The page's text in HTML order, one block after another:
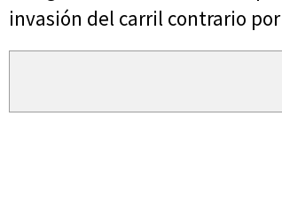
invasión del carril contrario